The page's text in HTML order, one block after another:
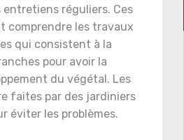
entretiens réguliers. Ces
comprendre les travaux
qui consistent à la
pour avoir la
du végétal. Les
faites par des jardiniers
éviter les problèmes.